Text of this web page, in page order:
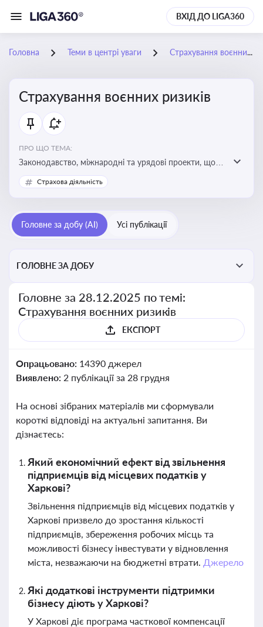
ВХІД ДО LIGA360
Головна Теми в центрі уваги Страхування воєнних ризиків
Страхування воєнних ризиків
ПРО ЩО ТЕМА:
Законодавство, міжнародні та урядові проекти, що
визначають та знижують воєнні ризики для власників
майна, боржників та кредиторів
Страхова діяльність
Головне за добу (AI) Усі публікації
ГОЛОВНЕ ЗА ДОБУ
Головне за 28.12.2025 по темі:
Страхування воєнних ризиків
ЕКСПОРТ
Опрацьовано: 14390 джерел
Виявлено: 2 публікації за 28 грудня
На основі зібраних матеріалів ми сформували
короткі відповіді на актуальні запитання. Ви
дізнаєтесь:
Який економічний ефект від звільнення
підприємців від місцевих податків у
Харкові?
Звільнення підприємців від місцевих податків у
Харкові призвело до зростання кількості
підприємців, збереження робочих місць та
можливості бізнесу інвестувати у відновлення
міста, незважаючи на бюджетні втрати. Джерело
Які додаткові інструменти підтримки
бізнесу діють у Харкові?
У Харкові діє програма часткової компенсації